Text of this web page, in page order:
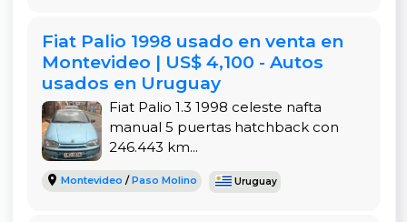
mecánica.
Este Fiat Uno 1.3 Fire ha sido cuidado con
responsabilidad, con mantenimiento al día y sin
modificaciones fuera de fábrica. Su andar es
firme, suave y seguro, ideal tanto para trayectos
urbanos como salidas más largas por ruta. Su
tamaño compacto y el motor de bajo consumo
Fiat Palio 1998 usado en venta en
Montevideo | US$ 4,100 - Autos
usados en Uruguay
Fiat Palio 1.3 1998 celeste nafta
manual 5 puertas hatchback con
246.443 km...
Montevideo /Paso Molino Uruguay